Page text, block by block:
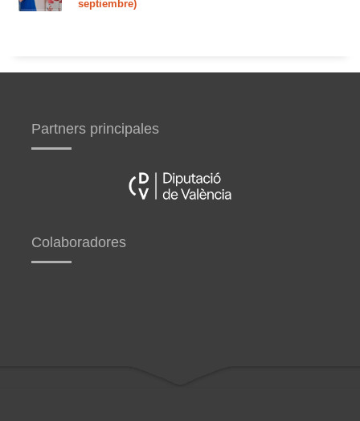
septiembre)
Partners principales
Colaboradores